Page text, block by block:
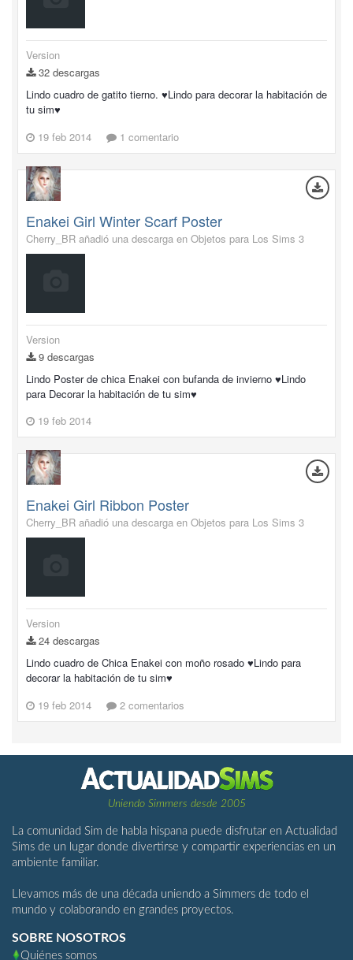
Version
32 descargas
Lindo cuadro de gatito tierno. ♥Lindo para decorar la habitación de
tu sim♥
19 feb 2014
1 comentario
Enakei Girl Winter Scarf Poster
Cherry_BR añadió una descarga en Objetos para Los Sims 3
Version
9 descargas
Lindo Poster de chica Enakei con bufanda de invierno ♥Lindo
para Decorar la habitación de tu sim♥
19 feb 2014
Enakei Girl Ribbon Poster
Cherry_BR añadió una descarga en Objetos para Los Sims 3
Version
24 descargas
Lindo cuadro de Chica Enakei con moño rosado ♥Lindo para
decorar la habitación de tu sim♥
19 feb 2014
2 comentarios
Uniendo Simmers desde 2005
La comunidad Sim de habla hispana puede disfrutar en Actualidad
Sims de un lugar donde divertirse y compartir experiencias en un
ambiente familiar.
Llevamos más de una década uniendo a Simmers de todo el
mundo y colaborando en grandes proyectos.
SOBRE NOSOTROS
Quiénes somos